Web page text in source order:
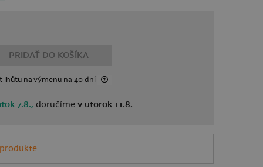
PRIDAŤ DO KOŠÍKA
lhůtu na výmenu na 40 dní
7.8., doručíme v utorok 11.8.